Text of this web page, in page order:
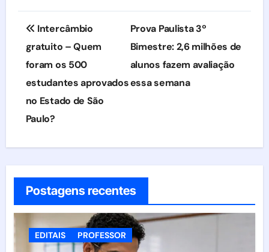
Navegação
de
Post
Intercâmbio
gratuito – Quem
foram os 500
estudantes aprovados
no Estado de São
Paulo?
Prova Paulista 3º
Bimestre: 2,6 milhões de
alunos fazem avaliação
essa semana
Postagens recentes
EDITAIS PROFESSOR